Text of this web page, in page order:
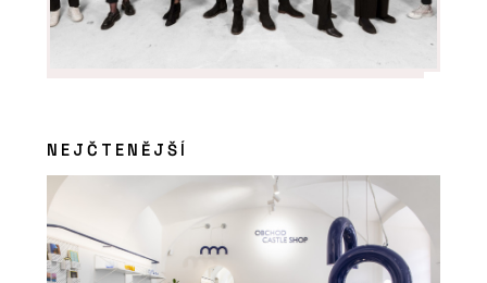
jsou složitější a odborníků ubývá,“ říká
o zakládání staveb Radek Obst z
HINTONu
NEJČTENĚJŠÍ